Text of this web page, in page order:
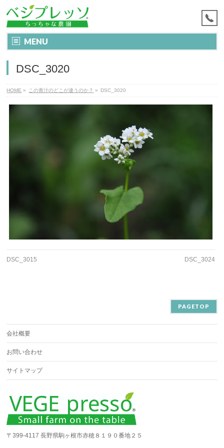
MENU
DSC_3020
HOME » この青汁のどこが違うのか？ » DSC_3020
DSC_3015 DSC_3024
PAGETOP
会社概要
お問い合わせ
サイトマップ
〒399-4117 長野県駒ヶ根市赤穂８１９０番地２５